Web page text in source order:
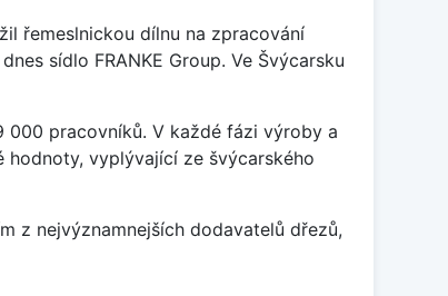
řemeslnickou dílnu na zpracování
sídlo FRANKE Group. Ve Švýcarsku
000 pracovníků. V každé fázi výroby a
hodnoty, vyplývající ze švýcarského
z nejvýznamnejších dodavatelů dřezů,